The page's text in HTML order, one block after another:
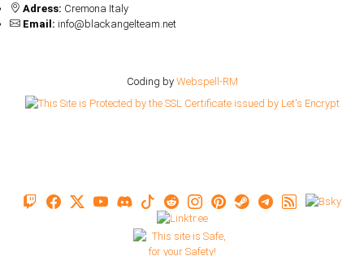
Adress: Cremona Italy
Email: info@blackangelteam.net
Coding by Webspell-RM